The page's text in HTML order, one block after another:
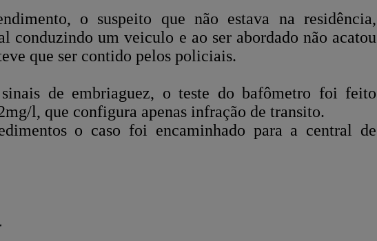
o suspeito que não estava na residência,
conduzindo um veiculo e ao ser abordado não acatou
que ser contido pelos policiais.
de embriaguez, o teste do bafômetro foi feito
l, que configura apenas infração de transito.
o caso foi encaminhado para a central de